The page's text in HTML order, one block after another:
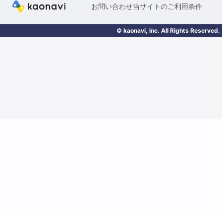
お問い合わせ当サイトのご利用条件
© kaonavi, inc. All Rights Reserved.